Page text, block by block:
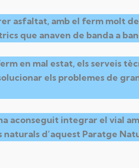
asfaltat, amb el ferm molt
que anaven de banda a
en mal estat, els serveis
els problemes de
aconseguit integrar el
d’aquest Paratge